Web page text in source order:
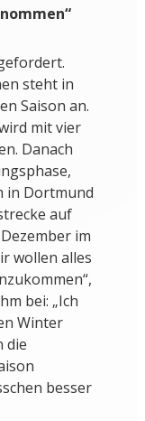
steht in
Saison an.
mit vier
Danach
in Dortmund
auf
im
wollen alles
bei: „Ich
Winter
die
besser